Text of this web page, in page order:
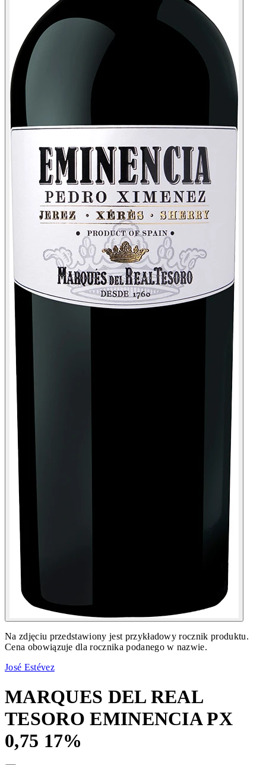
Na zdjęciu przedstawiony jest przykładowy rocznik produktu.
Cena obowiązuje dla rocznika podanego w nazwie.
José Estévez
MARQUES DEL REAL
TESORO EMINENCIA PX
0,75 17%